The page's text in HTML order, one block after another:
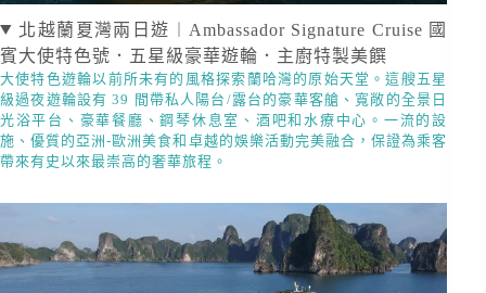
北越蘭夏灣兩日遊︱Ambassador Signature Cruise 國
賓大使特色號．五星級豪華遊輪．主廚特製美饌
大使特色遊輪以前所未有的風格探索蘭哈灣的原始天堂。這艘五星
級過夜遊輪設有 39 間帶私人陽台/露台的豪華客艙、寬敞的全景日
光浴平台、豪華餐廳、鋼琴休息室、酒吧和水療中心。一流的設
施、優質的亞洲-歐洲美食和卓越的娛樂活動完美融合，保證為乘客
帶來有史以來最崇高的奢華旅程。